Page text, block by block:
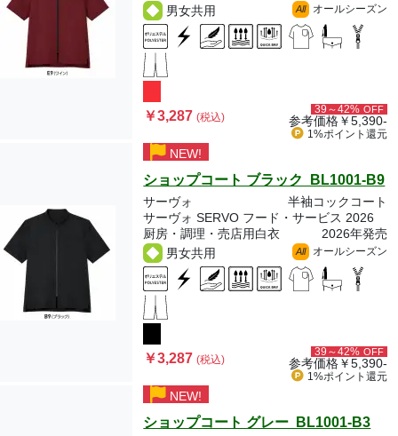
男女共用
All オールシーズン
￥3,287(税込)
39～42% OFF
参考価格￥5,390-
1%ポイント 還元
NEW!
ショップコート ブラック BL1001-B9
サーヴォ
半袖コックコート
サーヴォ SERVO フード・サービス 2026
厨房・調理・売店用白衣
2026年発売
男女共用
All オールシーズン
￥3,287(税込)
39～42% OFF
参考価格￥5,390-
1%ポイント 還元
NEW!
ショップコート グレー BL1001-B3